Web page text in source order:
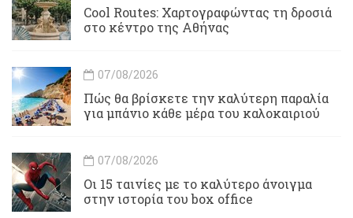
Cool Routes: Χαρτογραφώντας τη δροσιά
στο κέντρο της Αθήνας
07/08/2026
Πώς θα βρίσκετε την καλύτερη παραλία
για μπάνιο κάθε μέρα του καλοκαιριού
07/08/2026
Οι 15 ταινίες με το καλύτερο άνοιγμα
στην ιστορία του box office